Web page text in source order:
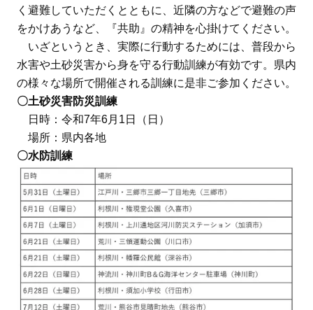
く避難していただくとともに、近隣の方などで避難の声
をかけあうなど、『共助』の精神を心掛けてください。
いざというとき、実際に行動するためには、普段から
水害や土砂災害から身を守る行動訓練が有効です。県内
の様々な場所で開催される訓練に是非ご参加ください。
〇土砂災害防災訓練
日時：令和7年6月1日（日）
場所：県内各地
〇水防訓練